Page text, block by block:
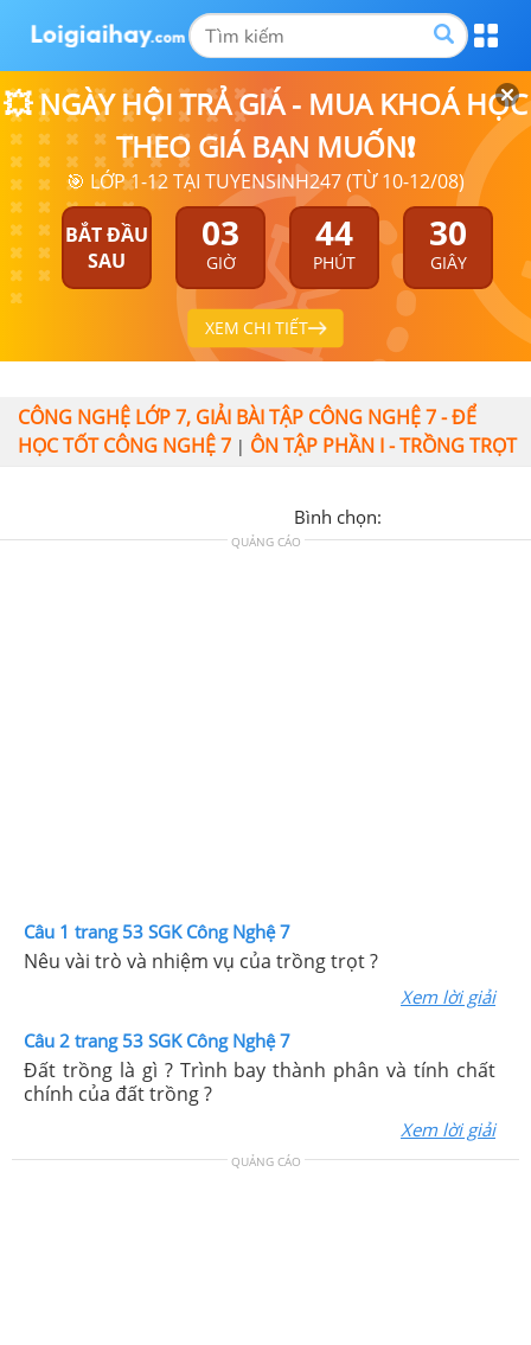
💥 NGÀY HỘI TRẢ GIÁ - MUA KHOÁ HỌC
THEO GIÁ BẠN MUỐN❗
🎯 LỚP 1-12 TẠI TUYENSINH247 (TỪ 10-12/08)
BẮT ĐẦU
SAU
03
GIỜ
44
PHÚT
29
GIÂY
XEM CHI TIẾT
CÔNG NGHỆ LỚP 7, GIẢI BÀI TẬP CÔNG NGHỆ 7 - ĐỂ
HỌC TỐT CÔNG NGHỆ 7 | ÔN TẬP PHẦN I - TRỒNG TRỌT
Bình chọn:
QUẢNG CÁO
Câu 1 trang 53 SGK Công Nghệ 7
Nêu vài trò và nhiệm vụ của trồng trọt ?
Xem lời giải
Câu 2 trang 53 SGK Công Nghệ 7
Đất trồng là gì ? Trình bay thành phân và tính chất
chính của đất trồng ?
Xem lời giải
QUẢNG CÁO